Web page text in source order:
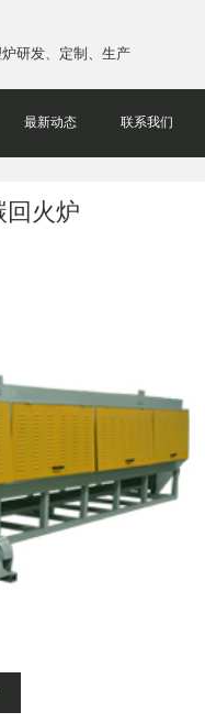
研发、定制、生产
最新动态 联系我们
回火炉